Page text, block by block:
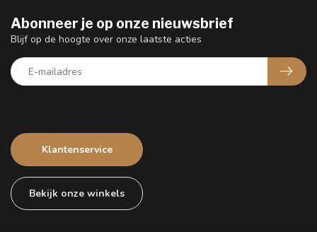
Klantenservice
Bekijk onze winkels
Abonneer je op onze nieuwsbrief
Blijf op de hoogte over onze laatste acties